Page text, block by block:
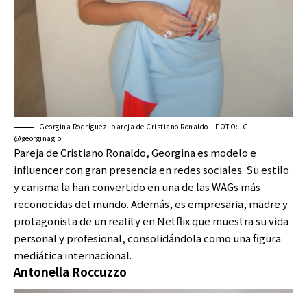
Georgina Rodríguez. pareja de Cristiano Ronaldo – FOTO: IG
@georginagio
Pareja de Cristiano Ronaldo, Georgina es modelo e
influencer con gran presencia en redes sociales. Su estilo
y carisma la han convertido en una de las WAGs más
reconocidas del mundo. Además, es empresaria, madre y
protagonista de un reality en Netflix que muestra su vida
personal y profesional, consolidándola como una figura
mediática internacional.
Antonella Roccuzzo